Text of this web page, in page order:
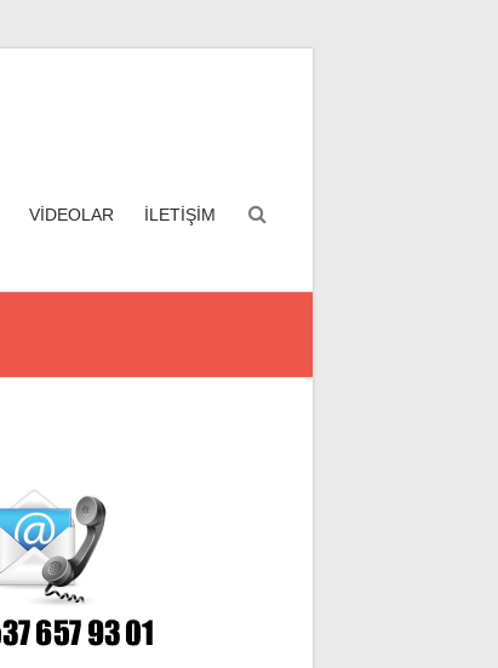
VİDEOLAR İLETİŞİM